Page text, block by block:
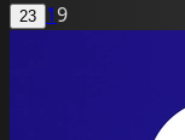
23 19